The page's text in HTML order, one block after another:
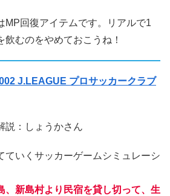
回復アイテムです。リアルで1
飲むのをやめておこうね！
J.LEAGUE プロサッカークラブ
：しょうかさん
ていくサッカーゲームシミュレーシ
、新島村より民宿を貸し切って、生